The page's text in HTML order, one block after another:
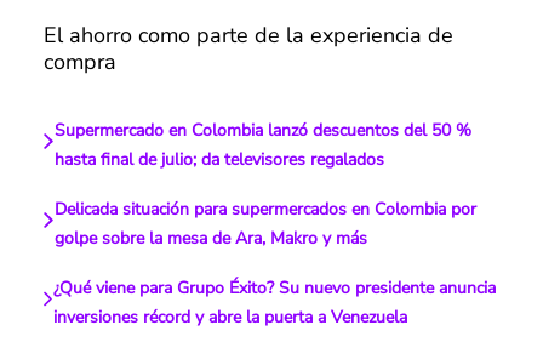
El ahorro como parte de la experiencia de
compra
Supermercado en Colombia lanzó descuentos del 50 %
hasta final de julio; da televisores regalados
Delicada situación para supermercados en Colombia por
golpe sobre la mesa de Ara, Makro y más
¿Qué viene para Grupo Éxito? Su nuevo presidente anuncia
inversiones récord y abre la puerta a Venezuela